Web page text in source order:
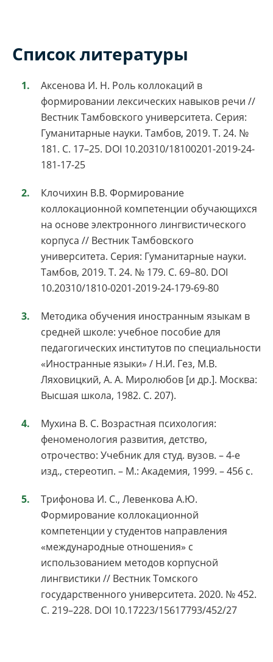
Список литературы
Аксенова И. Н. Роль коллокаций в
формировании лексических навыков речи //
Вестник Тамбовского университета. Серия:
Гуманитарные науки. Тамбов, 2019. Т. 24. №
181. С. 17–25. DOI 10.20310/18100201-2019-24-
181-17-25
Клочихин В.В. Формирование
коллокационной компетенции обучающихся
на основе электронного лингвистического
корпуса // Вестник Тамбовского
университета. Серия: Гуманитарные науки.
Тамбов, 2019. Т. 24. № 179. С. 69–80. DOI
10.20310/1810-0201-2019-24-179-69-80
Методика обучения иностранным языкам в
средней школе: учебное пособие для
педагогических институтов по специальности
«Иностранные языки» / Н.И. Гез, М.В.
Ляховицкий, А. А. Миролюбов [и др.]. Москва:
Высшая школа, 1982. С. 207).
Мухина В. С. Возрастная психология:
феноменология развития, детство,
отрочество: Учебник для студ. вузов. – 4-е
изд., стереотип. – М.: Академия, 1999. – 456 с.
Трифонова И. С., Левенкова А.Ю.
Формирование коллокационной
компетенции у студентов направления
«международные отношения» с
использованием методов корпусной
лингвистики // Вестник Томского
государственного университета. 2020. № 452.
С. 219–228. DOI 10.17223/15617793/452/27